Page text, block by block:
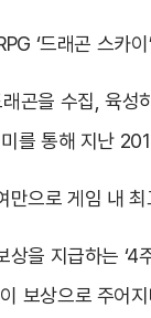
‘드래곤 스카
곤을 수집, 육
를 통해 지난
으로 게임 내
을 지급하는 ‘4
보상으로 주어